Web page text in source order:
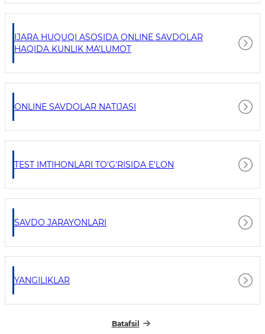
IJARA HUQUQI ASOSIDA ONLINE SAVDOLAR
HAQIDA KUNLIK MA'LUMOT
ONLINE SAVDOLAR NATIJASI
TEST IMTIHONLARI TO'G'RISIDA E'LON
SAVDO JARAYONLARI
YANGILIKLAR
Batafsil